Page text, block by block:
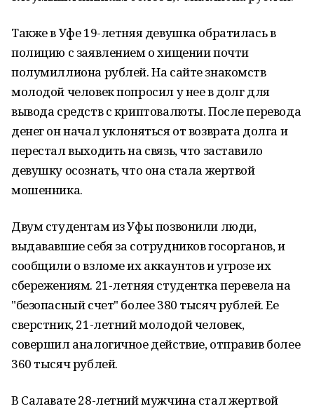
Также в Уфе 19-летняя девушка обратилась в
полицию с заявлением о хищении почти
полумиллиона рублей. На сайте знакомств
молодой человек попросил у нее в долг для
вывода средств с криптовалюты. После перевода
денег он начал уклоняться от возврата долга и
перестал выходить на связь, что заставило
девушку осознать, что она стала жертвой
мошенника.
Двум студентам из Уфы позвонили люди,
выдававшие себя за сотрудников госорганов, и
сообщили о взломе их аккаунтов и угрозе их
сбережениям. 21-летняя студентка перевела на
"безопасный счет" более 380 тысяч рублей. Ее
сверстник, 21-летний молодой человек,
совершил аналогичное действие, отправив более
360 тысяч рублей.
В Салавате 28-летний мужчина стал жертвой